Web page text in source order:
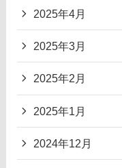
2025年4月
2025年3月
2025年2月
2025年1月
2024年12月